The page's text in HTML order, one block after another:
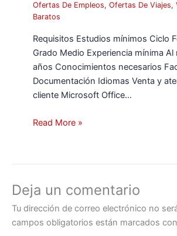
Ofertas De Empleos,Ofertas De Viajes,
Baratos
Requisitos Estudios mínimos Ciclo
Grado Medio Experiencia mínima Al
años Conocimientos necesarios
Documentación Idiomas Venta y
cliente Microsoft Office…
Read More »
Deja un comentario
Tu dirección de correo electrónico no
campos obligatorios están marcados con